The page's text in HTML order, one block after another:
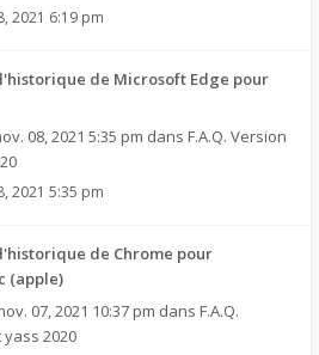
2021 6:19 pm
de Microsoft Edge pour
08, 2021 5:35 pm dans F.A.Q. Version
2021 5:35 pm
de Chrome pour
(apple)
07, 2021 10:37 pm dans F.A.Q.
2020